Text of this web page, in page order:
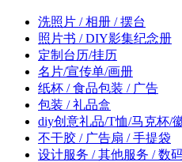
洗照片 / 相册 / 摆台
照片书 / DIY影集纪念册
定制台历/挂历
名片/宣传单/画册
纸杯 / 食品包装 / 广告
包装 / 礼品盒
diy创意礼品/T恤/马克杯/
不干胶 / 广告扇 / 手提袋
设计服务 / 其他服务 / 数